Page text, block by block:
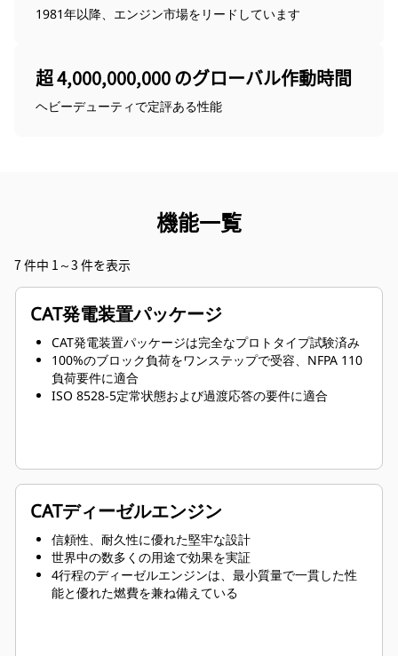
1981年以降、エンジン市場をリードしています
超 4,000,000,000 のグローバル作動時間
ヘビーデューティで定評ある性能
機能一覧
7 件中 1～3 件を表示
CAT発電装置パッケージ
CAT発電装置パッケージは完全なプロトタイプ試験済み
100%のブロック負荷をワンステップで受容、NFPA 110
負荷要件に適合
ISO 8528-5定常状態および過渡応答の要件に適合
CATディーゼルエンジン
信頼性、耐久性に優れた堅牢な設計
世界中の数多くの用途で効果を実証
4行程のディーゼルエンジンは、最小質量で一貫した性
能と優れた燃費を兼ね備えている